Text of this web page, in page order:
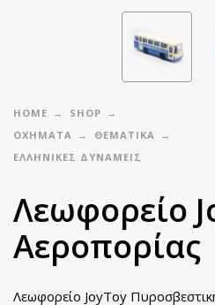
HOME
SHOP
ΟΧΗΜΑΤΑ
ΘΕΜΑΤΙΚΑ
ΕΛΛΗΝΙΚΈΣ ΔΥΝΆΜΕΙΣ
Λεωφορείο
Αεροπορίας
Λεωφορείο JoyToy